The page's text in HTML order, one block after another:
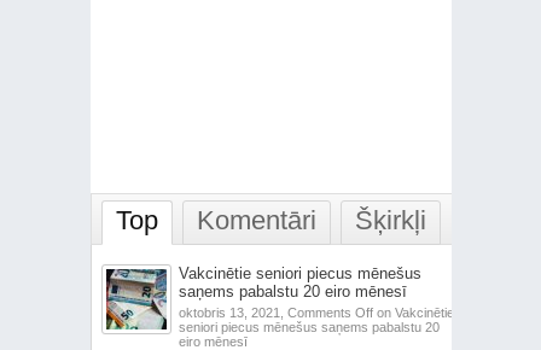
Top Komentāri Šķirkļi
Vakcinētie seniori piecus mēnešus
saņems pabalstu 20 eiro mēnesī
oktobris 13, 2021, Comments Offon Vakcinētie
seniori piecus mēnešus saņems pabalstu 20
eiro mēnesī